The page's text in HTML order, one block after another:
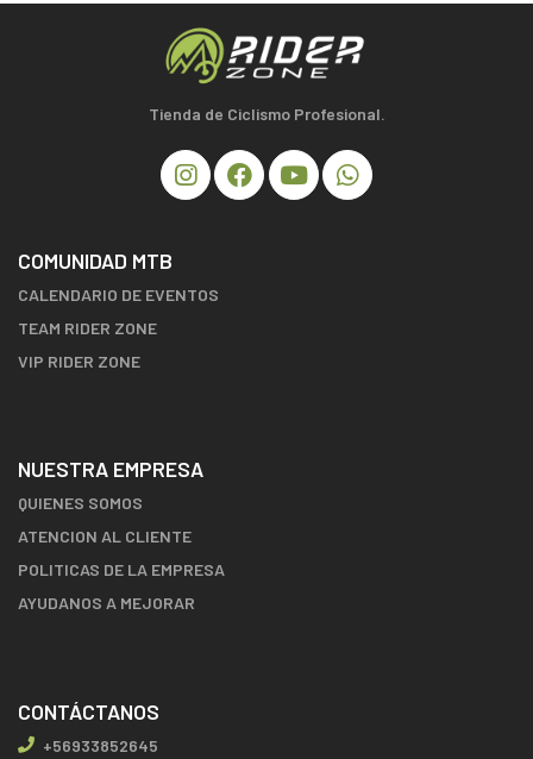
Tienda de Ciclismo Profesional.
COMUNIDAD MTB
CALENDARIO DE EVENTOS
TEAM RIDER ZONE
VIP RIDER ZONE
NUESTRA EMPRESA
QUIENES SOMOS
ATENCION AL CLIENTE
POLITICAS DE LA EMPRESA
AYUDANOS A MEJORAR
CONTÁCTANOS
+56933852645